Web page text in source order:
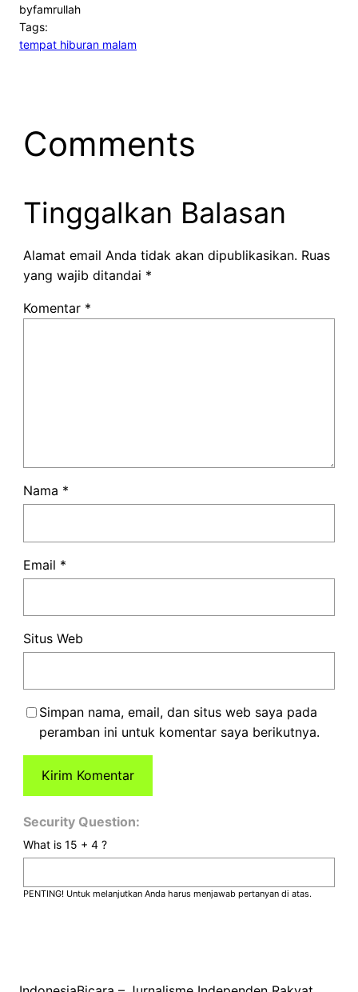
byfamrullah
Tags:
tempat hiburan malam
Comments
Tinggalkan Balasan
Alamat email Anda tidak akan dipublikasikan. Ruas
yang wajib ditandai *
Komentar *
Nama *
Email *
Situs Web
Simpan nama, email, dan situs web saya pada
peramban ini untuk komentar saya berikutnya.
Security Question:
What is 15 + 4 ?
PENTING! Untuk melanjutkan Anda harus menjawab pertanyan di atas.